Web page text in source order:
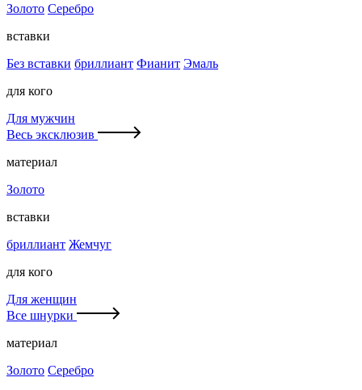
Золото Серебро
вставки
Без вставки бриллиант Фианит Эмаль
для кого
Для мужчин
Весь эксклюзив
материал
Золото
вставки
бриллиант Жемчуг
для кого
Для женщин
Все шнурки
материал
Золото Серебро